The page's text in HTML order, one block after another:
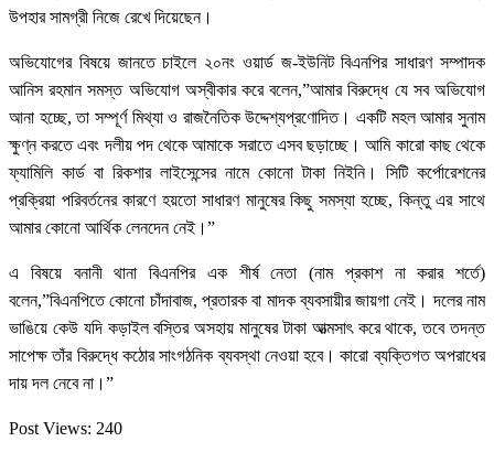
উপহার সামগ্রী নিজে রেখে দিয়েছেন।
অভিযোগের বিষয়ে জানতে চাইলে ২০নং ওয়ার্ড জ-ইউনিট বিএনপির সাধারণ সম্পাদক
আনিস রহমান সমস্ত অভিযোগ অস্বীকার করে বলেন,”আমার বিরুদ্ধে যে সব অভিযোগ
আনা হচ্ছে, তা সম্পূর্ণ মিথ্যা ও রাজনৈতিক উদ্দেশ্যপ্রণোদিত। একটি মহল আমার সুনাম
ক্ষুণ্ন করতে এবং দলীয় পদ থেকে আমাকে সরাতে এসব ছড়াচ্ছে। আমি কারো কাছ থেকে
ফ্যামিলি কার্ড বা রিকশার লাইসেন্সের নামে কোনো টাকা নিইনি। সিটি কর্পোরেশনের
প্রক্রিয়া পরিবর্তনের কারণে হয়তো সাধারণ মানুষের কিছু সমস্যা হচ্ছে, কিন্তু এর সাথে
আমার কোনো আর্থিক লেনদেন নেই।”
এ বিষয়ে বনানী থানা বিএনপির এক শীর্ষ নেতা (নাম প্রকাশ না করার শর্তে)
বলেন,”বিএনপিতে কোনো চাঁদাবাজ, প্রতারক বা মাদক ব্যবসায়ীর জায়গা নেই। দলের নাম
ভাঙিয়ে কেউ যদি কড়াইল বস্তির অসহায় মানুষের টাকা আত্মসাৎ করে থাকে, তবে তদন্ত
সাপেক্ষ তাঁর বিরুদ্ধে কঠোর সাংগঠনিক ব্যবস্থা নেওয়া হবে। কারো ব্যক্তিগত অপরাধের
দায় দল নেবে না।”
Post Views: 240